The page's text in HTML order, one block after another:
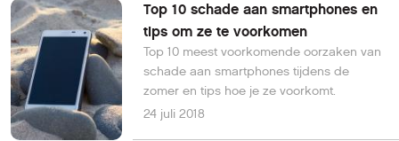
Top 10 schade aan smartphones en
tips om ze te voorkomen
Top 10 meest voorkomende oorzaken van
schade aan smartphones tijdens de
zomer en tips hoe je ze voorkomt.
24 juli 2018